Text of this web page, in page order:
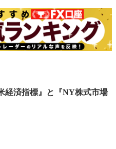
経済指標』と『NY株式市場